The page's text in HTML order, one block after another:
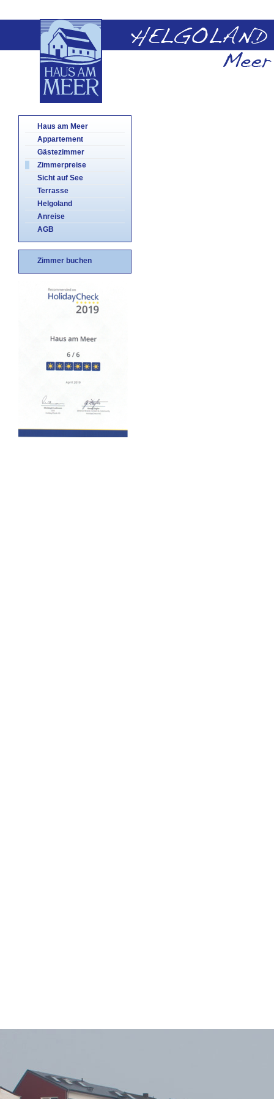
Haus am Meer
Appartement
Gästezimmer
Zimmerpreise
Sicht auf See
Terrasse
Helgoland
Anreise
AGB
Zimmer buchen